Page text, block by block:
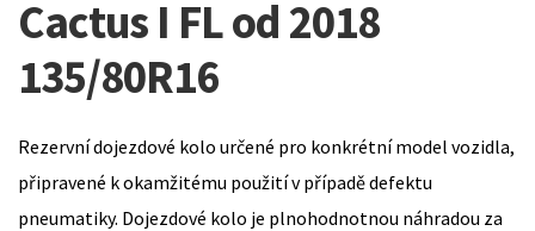
Cactus I FL od 2018
135/80R16
Rezervní dojezdové kolo určené pro konkrétní model vozidla,
připravené k okamžitému použití v případě defektu
pneumatiky. Dojezdové kolo je plnohodnotnou náhradou za